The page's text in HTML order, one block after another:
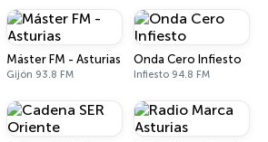
Máster FM - Asturias
Gijón 93.8 FM
Onda Cero Infiesto
Infiesto 94.8 FM